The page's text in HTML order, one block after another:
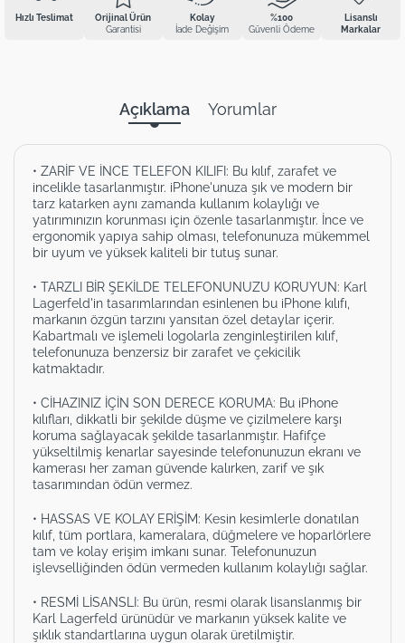
Hızlı Teslimat
Orijinal Ürün
Garantisi
Kolay
İade Değişim
%100
Güvenli Ödeme
Lisanslı
Markalar
Açıklama Yorumlar
• ZARİF VE İNCE TELEFON KILIFI: Bu kılıf, zarafet ve
incelikle tasarlanmıştır. iPhone'unuza şık ve modern bir
tarz katarken aynı zamanda kullanım kolaylığı ve
yatırımınızın korunması için özenle tasarlanmıştır. İnce ve
ergonomik yapıya sahip olması, telefonunuza mükemmel
bir uyum ve yüksek kaliteli bir tutuş sunar.
• TARZLI BİR ŞEKİLDE TELEFONUNUZU KORUYUN: Karl
Lagerfeld'in tasarımlarından esinlenen bu iPhone kılıfı,
markanın özgün tarzını yansıtan özel detaylar içerir.
Kabartmalı ve işlemeli logolarla zenginleştirilen kılıf,
telefonunuza benzersiz bir zarafet ve çekicilik
katmaktadır.
• CİHAZINIZ İÇİN SON DERECE KORUMA: Bu iPhone
kılıfları, dikkatli bir şekilde düşme ve çizilmelere karşı
koruma sağlayacak şekilde tasarlanmıştır. Hafifçe
yükseltilmiş kenarlar sayesinde telefonunuzun ekranı ve
kamerası her zaman güvende kalırken, zarif ve şık
tasarımından ödün vermez.
• HASSAS VE KOLAY ERİŞİM: Kesin kesimlerle donatılan
kılıf, tüm portlara, kameralara, düğmelere ve hoparlörlere
tam ve kolay erişim imkanı sunar. Telefonunuzun
işlevselliğinden ödün vermeden kullanım kolaylığı sağlar.
• RESMİ LİSANSLI: Bu ürün, resmi olarak lisanslanmış bir
Karl Lagerfeld ürünüdür ve markanın yüksek kalite ve
şıklık standartlarına uygun olarak üretilmiştir.